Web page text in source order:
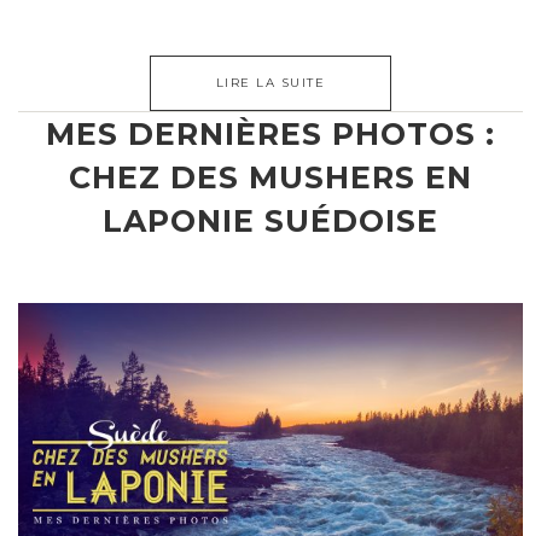
LIRE LA SUITE
MES DERNIÈRES PHOTOS :
CHEZ DES MUSHERS EN
LAPONIE SUÉDOISE